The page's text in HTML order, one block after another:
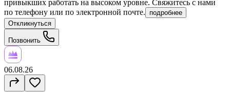
привыкших работать на высоком уровне. Свяжитесь с нами
по телефону или по электронной почте.
подробнее
Откликнуться
Позвонить
06.08.26